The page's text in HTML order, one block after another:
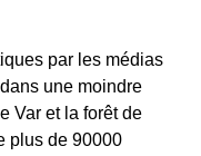
par les médias
une moindre
Var et la forêt de
plus de 90000